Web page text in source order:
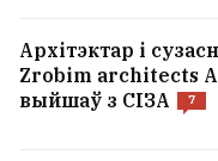
Архітэктар і
Zrobim architects
выйшаў з СІЗА
7